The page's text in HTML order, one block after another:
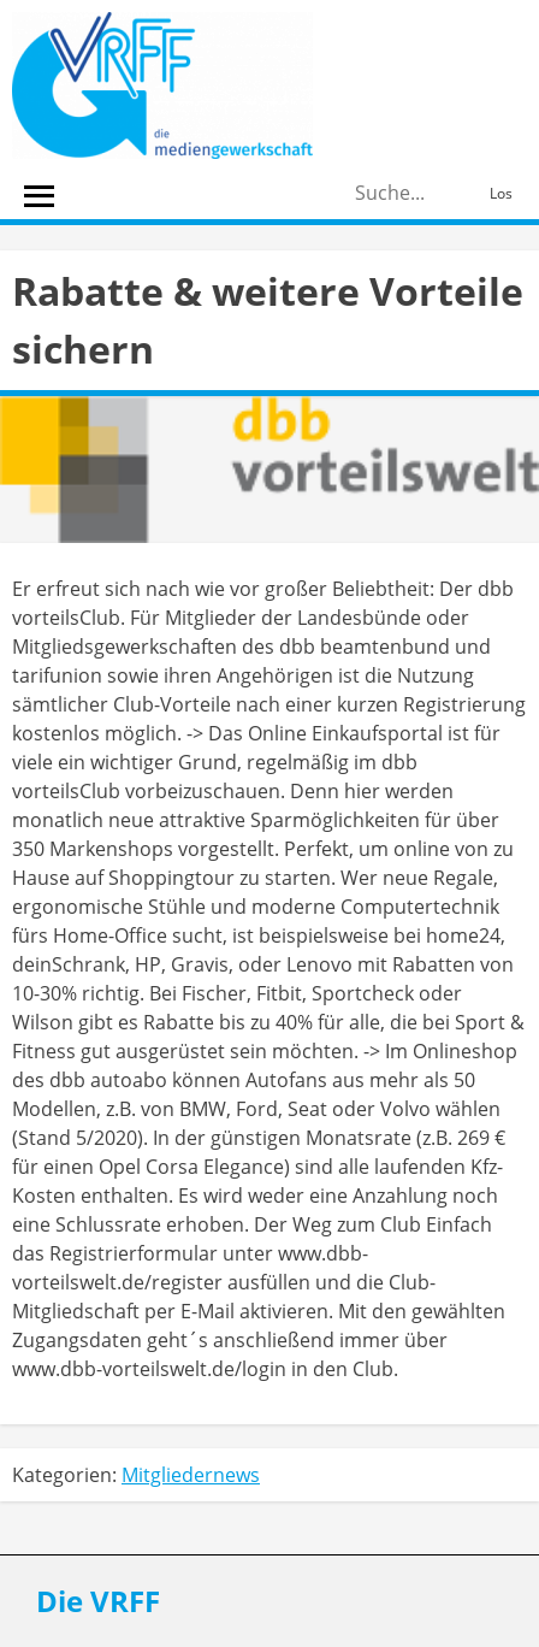
content
Los
Rabatte & weitere Vorteile
sichern
Er erfreut sich nach wie vor großer Beliebtheit: Der dbb
vorteilsClub. Für Mitglieder der Landesbünde oder
Mitgliedsgewerkschaften des dbb beamtenbund und
tarifunion sowie ihren Angehörigen ist die Nutzung
sämtlicher Club-Vorteile nach einer kurzen Registrierung
kostenlos möglich. -> Das Online Einkaufsportal ist für
viele ein wichtiger Grund, regelmäßig im dbb
vorteilsClub vorbeizuschauen. Denn hier werden
monatlich neue attraktive Sparmöglichkeiten für über
350 Markenshops vorgestellt. Perfekt, um online von zu
Hause auf Shoppingtour zu starten. Wer neue Regale,
ergonomische Stühle und moderne Computertechnik
fürs Home-Office sucht, ist beispielsweise bei home24,
deinSchrank, HP, Gravis, oder Lenovo mit Rabatten von
10-30% richtig. Bei Fischer, Fitbit, Sportcheck oder
Wilson gibt es Rabatte bis zu 40% für alle, die bei Sport &
Fitness gut ausgerüstet sein möchten. -> Im Onlineshop
des dbb autoabo können Autofans aus mehr als 50
Modellen, z.B. von BMW, Ford, Seat oder Volvo wählen
(Stand 5/2020). In der günstigen Monatsrate (z.B. 269 €
für einen Opel Corsa Elegance) sind alle laufenden Kfz-
Kosten enthalten. Es wird weder eine Anzahlung noch
eine Schlussrate erhoben. Der Weg zum Club Einfach
das Registrierformular unter www.dbb-
vorteilswelt.de/register ausfüllen und die Club-
Mitgliedschaft per E-Mail aktivieren. Mit den gewählten
Zugangsdaten geht´s anschließend immer über
www.dbb-vorteilswelt.de/login in den Club.
Kategorien: Mitgliedernews
Die VRFF